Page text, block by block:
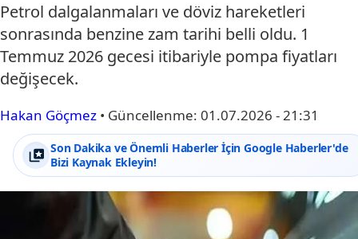
Petrol dalgalanmaları ve döviz hareketleri
sonrasında benzine zam tarihi belli oldu. 1
Temmuz 2026 gecesi itibariyle pompa fiyatları
değişecek.
Hakan Göçmez • Güncellenme: 01.07.2026 - 21:31
Son Dakika ve Önemli Haberler İçin Google Haberler'de
Bizi Kaynak Ekleyin!